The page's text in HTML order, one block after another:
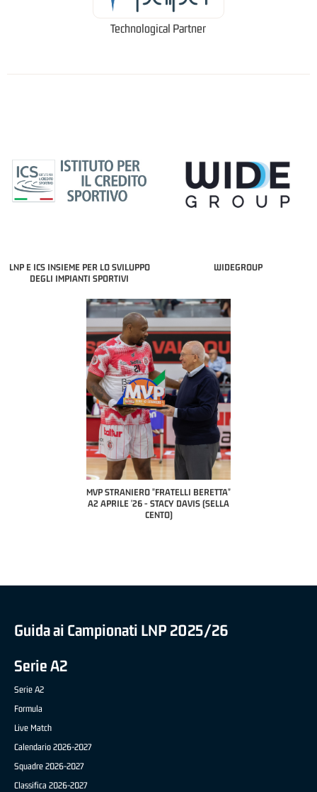
Technological Partner
LNP E ICS INSIEME PER LO SVILUPPO
DEGLI IMPIANTI SPORTIVI
WIDEGROUP
"FRATELLI BERETTA"
STACY DAVIS (SELLA
MVP "FRATELLI BERETTA" SAMUEL
DILAS B NAZIONALE APRILE '26 -
MARCO RESTELLI (TAV TREVIGLIO
Guida ai Campionati LNP 2025/26
Serie A2
Serie A2
Formula
Live Match
Calendario 2026-2027
Squadre 2026-2027
Classifica 2026-2027